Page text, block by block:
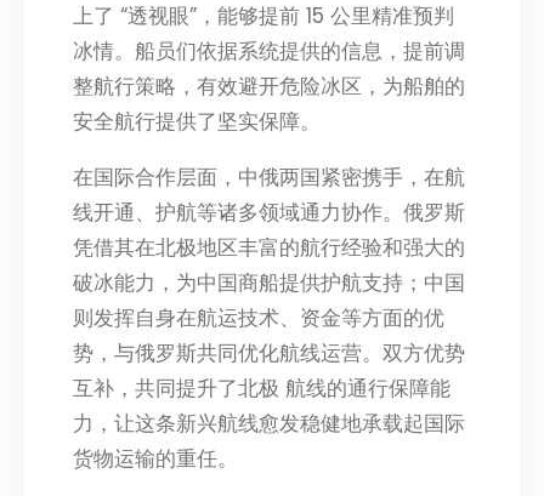
上了 “透视眼”，能够提前 15 公里精准预判
冰情。船员们依据系统提供的信息，提前调
整航行策略，有效避开危险冰区，为船舶的
安全航行提供了坚实保障。
在国际合作层面，中俄两国紧密携手，在航
线开通、护航等诸多领域通力协作。俄罗斯
凭借其在北极地区丰富的航行经验和强大的
破冰能力，为中国商船提供护航支持；中国
则发挥自身在航运技术、资金等方面的优
势，与俄罗斯共同优化航线运营。双方优势
互补，共同提升了北极 航线的通行保障能
力，让这条新兴航线愈发稳健地承载起国际
货物运输的重任。